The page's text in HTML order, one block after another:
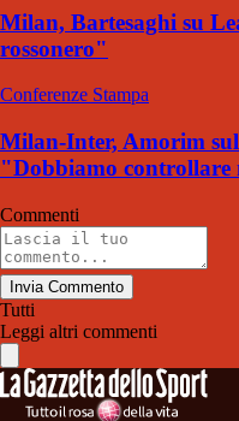
Milan, Bartesaghi su
rossonero"
Conferenze Stampa
Milan-Inter, Amorim
"Dobbiamo controllare
Commenti
Invia Commento
Tutti
Leggi altri commenti